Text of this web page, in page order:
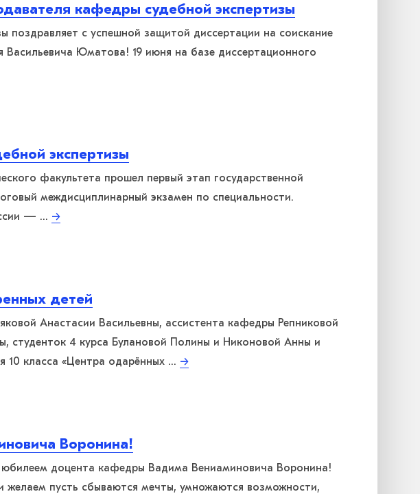
кафедры судебной экспертизы
поздравляет с успешной защитой диссертации на соискание
Юматова! 19 июня на базе диссертационного
экспертизы
факультета прошел первый этап государственной
междисциплинарный экзамен по специальности.
— … →
детей
Анастасии Васильевны, ассистента кафедры Репниковой
студенток 4 курса Булановой Полины и Никоновой Анны и
10 класса «Центра одарённых … →
Воронина!
доцента кафедры Вадима Вениаминовича Воронина!
пусть сбываются мечты, умножаются возможности,